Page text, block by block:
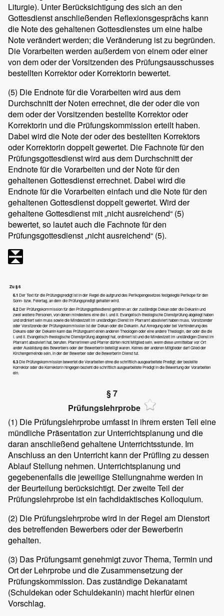
Liturgie). Unter Berücksichtigung des sich an den
Gottesdienst anschließenden Reflexionsgesprächs kann
die Note des gehaltenen Gottesdienstes um eine halbe
Note verändert werden; die Veränderung ist zu begründen.
Die Vorarbeiten werden außerdem von einem oder einer
von dem oder der Vorsitzenden des Prüfungsausschusses
bestellten Korrektor oder Korrektorin bewertet.
(5) Die Endnote für die Vorarbeiten wird aus dem
Durchschnitt der Noten errechnet, die der oder die von
dem oder der Vorsitzenden bestellte Korrektor oder
Korrektorin und die Prüfungskommission erteilt haben.
Dabei wird die Note der oder des bestellten Korrektors
oder Korrektorin doppelt gewertet. Die Fachnote für den
Prüfungsgottesdienst wird aus dem Durchschnitt der
Endnote für die Vorarbeiten und der Note für den
gehaltenen Gottesdienst errechnet. Dabei wird die
Endnote für die Vorarbeiten einfach und die Note für den
gehaltenen Gottesdienst doppelt gewertet. Wird der
gehaltene Gottesdienst mit „nicht ausreichend“ (5)
bewertet, so lautet auch die Fachnote für den
Prüfungsgottesdienst „nicht ausreichend“ (5).
Zu § 6
6.1 Der Text für die Prüfungspredigt ist in der Regel die aufgrund des Perikopengesetzes festgelegte Perikope für den
Sonn- bzw. Feiertag, an dem die Prüfungspredigt gehalten wird.
6.2Der Prüfungskommission für den Prüfungsgottesdienst gehören an: der zuständige Dekan oder die Dekanin und
zwei weitere Personen, von denen mindestens eine die I. und II. Evangelisch-theologische Dienstprüfung abgelegt haben
und ordiniert sein muss sowie die Mindestzeit im unständigen Dienst im Pfarramt absolviert haben muss. Vorsitzender
oder Vorsitzende der Prüfungskommission ist der Dekan oder die Dekanin. Auf Anregung oder bei Verhinderung des
Dekans oder der Dekanin kann das Prüfungsamt einen anderen Theologen oder eine andere Theologin, der oder die die
I. und II. Evangelisch-theologische Dienstprüfung abgelegt hat, ordiniert ist und die Mindestzeit im unständigen Dienst im
Pfarramt absolviert hat, berufen. Pfarrerinnen und Pfarrer dürfen nicht Mitglied sein, wenn diese unmittelbar vor Ort
ander Ausbildung des Bewerbers oder der Bewerberin beteiligt waren. Keines der anderen Mitglieder darf Glied der
Kirchengemeinde sein, in der der Bewerber oder die Bewerberin Dienst tut.
6.3Die Prüfungskommission bewertet die Vorarbeiten ohne die schriftlich ausgearbeitete Predigt; der bestellte
Korrektor oder die Korrektorin hingegen bezieht die schriftlich ausgearbeitete Predigt in die Bewertung der Vorarbeiten
ein.
§ 7
Prüfungslehrprobe
(1) Die Prüfungslehrprobe umfasst in ihrem ersten Teil eine
mündliche Präsentation zur Unterrichtsplanung und die
daran anschließend gehaltene Unterrichtsstunde. Im
Anschluss an den Unterricht kann der Prüfling zu dessen
Ablauf Stellung nehmen. Unterrichtsplanung und
gegebenenfalls die jeweilige Stellungnahme werden in
der Beurteilung berücksichtigt. Der zweite Teil der
Prüfungslehrprobe ist ein fachdidaktisches Kolloquium.
(2) Die Prüfungslehrprobe wird in der Regel am Dienstort
des betreffenden Bewerbers oder der Bewerberin
gehalten.
(3) Das Prüfungsamt genehmigt zuvor Thema, Termin und
Ort der Lehrprobe und die Zusammensetzung der
Prüfungskommission. Das zuständige Dekanatamt
(Schuldekan oder Schuldekanin) macht hierfür einen
Vorschlag.